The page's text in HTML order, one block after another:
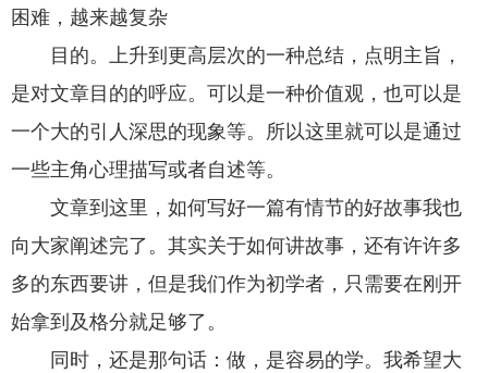
困难，越来越复杂
目的。上升到更高层次的一种总结，点明主旨，
是对文章目的的呼应。可以是一种价值观，也可以是
一个大的引人深思的现象等。所以这里就可以是通过
一些主角心理描写或者自述等。
文章到这里，如何写好一篇有情节的好故事我也
向大家阐述完了。其实关于如何讲故事，还有许许多
多的东西要讲，但是我们作为初学者，只需要在刚开
始拿到及格分就足够了。
同时，还是那句话：做，是容易的学。我希望大